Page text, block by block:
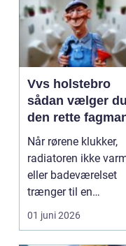
Vvs holstebro
sådan vælger du
den rette
Når rørene klukker,
radiatoren ikke
eller badeværelset
trænger til en
gennemgribende
renover...
01 juni 2026